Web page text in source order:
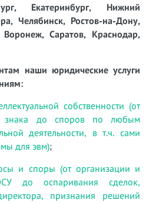
Екатеринбург, Нижний
Челябинск, Ростов-на-Дону,
Саратов, Краснодар,
наши юридические услуги
собственности (от
знака до споров по любым
деятельности, в т.ч. сами
для эвм);
и споры (от организации и
до оспаривания сделок,
признания решений